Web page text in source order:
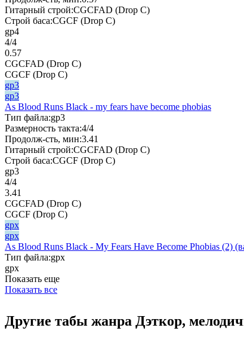
Гитарный строй:CGCFAD (Drop C)
Строй баса:CGCF (Drop C)
gp4
4/4
0.57
CGCFAD (Drop C)
CGCF (Drop C)
gp3
gp3
As Blood Runs Black - my fears have become phobias
Тип файла:gp3
Размерность такта:4/4
Продолж-сть, мин:3.41
Гитарный строй:CGCFAD (Drop C)
Строй баса:CGCF (Drop C)
gp3
4/4
3.41
CGCFAD (Drop C)
CGCF (Drop C)
gpx
gpx
As Blood Runs Black - My Fears Have Become Phobias (2)
Тип файла:gpx
gpx
Показать еще
Показать все
Другие табы жанра Дэткор,